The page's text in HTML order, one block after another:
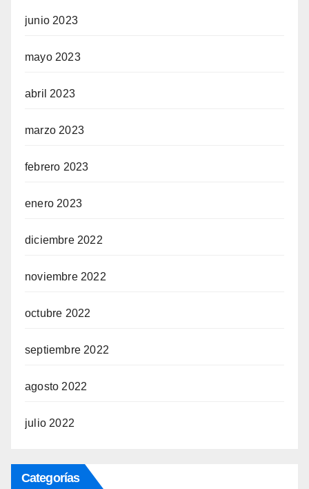
junio 2023
mayo 2023
abril 2023
marzo 2023
febrero 2023
enero 2023
diciembre 2022
noviembre 2022
octubre 2022
septiembre 2022
agosto 2022
julio 2022
Categorías